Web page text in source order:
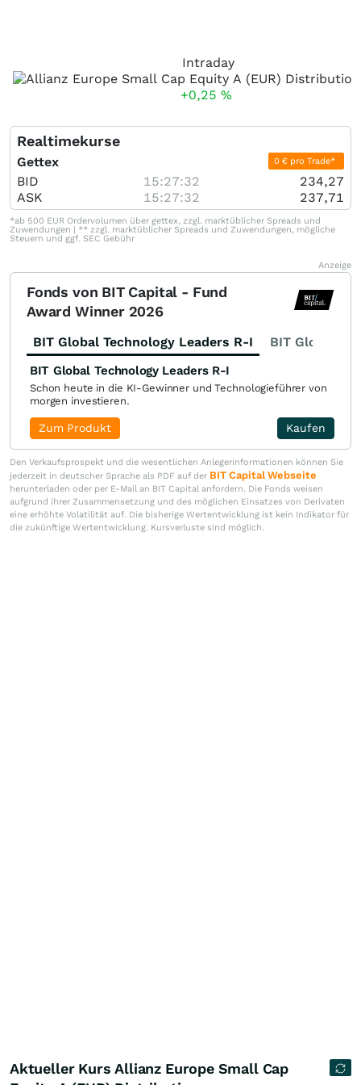
Intraday
+0,25 %
Realtimekurse
Gettex 0 € pro Trade*
BID 15:27:32
234,27
ASK
15:27:32 237,71
*ab 500 EUR Ordervolumen über gettex, zzgl. marktüblicher Spreads und
Zuwendungen | ** zzgl. marktüblicher Spreads und Zuwendungen, mögliche
Steuern und ggf. SEC Gebühr
Anzeige
Fonds von BIT Capital - Fund
Award Winner 2026
BIT Global Technology Leaders R-I BIT Global
BIT Global Technology Leaders R-I
Schon heute in die KI-Gewinner und Technologieführer von
morgen investieren.
Kaufen
Zum Produkt
Den Verkaufsprospekt und die wesentlichen Anlegerinformationen können Sie
jederzeit in deutscher Sprache als PDF auf der BIT Capital Webseite
herunterladen oder per E-Mail an BIT Capital anfordern. Die Fonds weisen
aufgrund ihrer Zusammensetzung und des möglichen Einsatzes von Derivaten
eine erhöhte Volatilität auf. Die bisherige Wertentwicklung ist kein Indikator für
die zukünftige Wertentwicklung. Kursverluste sind möglich.
Aktueller Kurs Allianz Europe Small Cap